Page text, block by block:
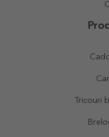
Tricouri